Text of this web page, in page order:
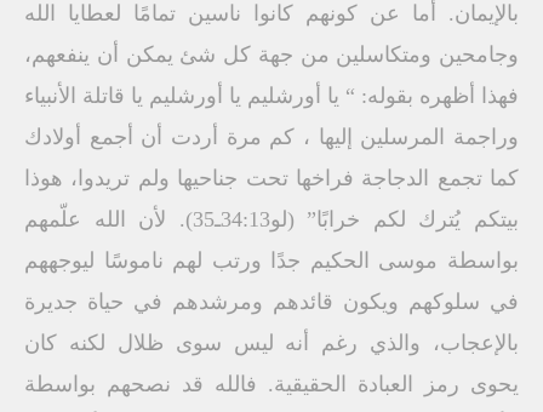
بالإيمان. أما عن كونهم كانوا ناسين تمامًا لعطايا الله
وجامحين ومتكاسلين من جهة كل شئ يمكن أن ينفعهم،
فهذا أظهره بقوله: “ يا أورشليم يا أورشليم يا قاتلة الأنبياء
وراجمة المرسلين إليها ، كم مرة أردت أن أجمع أولادك
كما تجمع الدجاجة فراخها تحت جناحيها ولم تريدوا، هوذا
بيتكم يُترك لكم خرابًا” (لو34:13ـ35). لأن الله علّمهم
بواسطة موسى الحكيم جدًا ورتب لهم ناموسًا ليوجههم
في سلوكهم ويكون قائدهم ومرشدهم في حياة جديرة
بالإعجاب، والذي رغم أنه ليس سوى ظلال لكنه كان
يحوى رمز العبادة الحقيقية. فالله قد نصحهم بواسطة